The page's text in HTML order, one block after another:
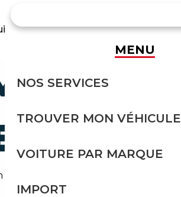
TR4
depuis l'Allemagne.
MENU
NOS SERVICES
TROUVER MON VÉHICULE
VOITURE PAR MARQUE
IMPORT